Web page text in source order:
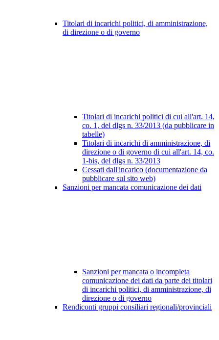
Titolari di incarichi politici, di amministrazione,
di direzione o di governo
Titolari di incarichi politici di cui all'art. 14,
co. 1, del dlgs n. 33/2013 (da pubblicare in
tabelle)
Titolari di incarichi di amministrazione, di
direzione o di governo di cui all'art. 14, co.
1-bis, del dlgs n. 33/2013
Cessati dall'incarico (documentazione da
pubblicare sul sito web)
Sanzioni per mancata comunicazione dei dati
Sanzioni per mancata o incompleta
comunicazione dei dati da parte dei titolari
di incarichi politici, di amministrazione, di
direzione o di governo
Rendiconti gruppi consiliari regionali/provinciali